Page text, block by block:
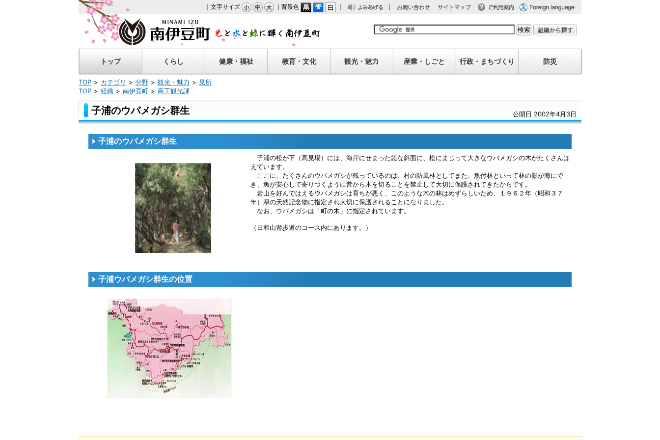
｜文字サイズ ｜背景色
｜
｜
トップ くらし 健康・福祉 教育・文化 観光・魅力 産業・しごと 行政・まちづくり 防災
TOP カテゴリ 分野 観光・魅力
見所
TOP
組織 南伊豆町 商工観光課
子浦のウバメガシ群生 公開日 2002年4月3日
子浦のウバメガシ群生
子浦の松が下（高見場）には、海岸にせまった急な斜面に、松にまじって大きなウバメガシの木がたくさんは
えています。
ここに、たくさんのウバメガシが残っているのは、村の防風林としてまた、魚付林といって林の影が海にで
き、魚が安心して寄りつくように昔から木を切ることを禁止して大切に保護されてきたからです。
岩山を好んではえるウバメガシは育ちが悪く、このような木の林はめずらしいため、１９６２年（昭和３７
年）県の天然記念物に指定され大切に保護されることになりました。
なお、ウバメガシは「町の木」に指定されています。
（日和山遊歩道のコース内にあります。）
子浦ウバメガシ群生の位置